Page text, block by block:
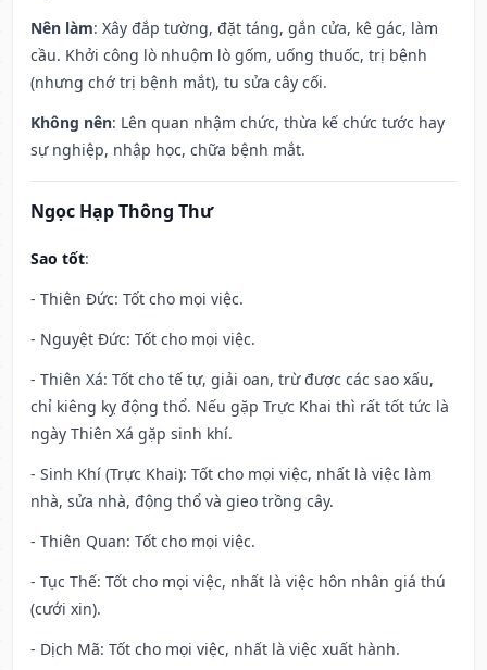
Nên làm: Xây đắp tường, đặt táng, gắn cửa, kê gác, làm
cầu. Khởi công lò nhuộm lò gốm, uống thuốc, trị bệnh
(nhưng chớ trị bệnh mắt), tu sửa cây cối.
Không nên: Lên quan nhậm chức, thừa kế chức tước hay
sự nghiệp, nhập học, chữa bệnh mắt.
Ngọc Hạp Thông Thư
Sao tốt:
- Thiên Đức: Tốt cho mọi việc.
- Nguyệt Đức: Tốt cho mọi việc.
- Thiên Xá: Tốt cho tế tự, giải oan, trừ được các sao xấu,
chỉ kiêng kỵ động thổ. Nếu gặp Trực Khai thì rất tốt tức là
ngày Thiên Xá gặp sinh khí.
- Sinh Khí (Trực Khai): Tốt cho mọi việc, nhất là việc làm
nhà, sửa nhà, động thổ và gieo trồng cây.
- Thiên Quan: Tốt cho mọi việc.
- Tục Thế: Tốt cho mọi việc, nhất là việc hôn nhân giá thú
(cưới xin).
- Dịch Mã: Tốt cho mọi việc, nhất là việc xuất hành.